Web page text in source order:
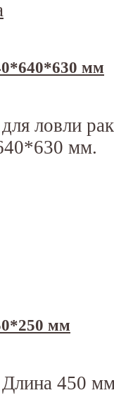
мм
ловли
мм.
мм
Длина 450